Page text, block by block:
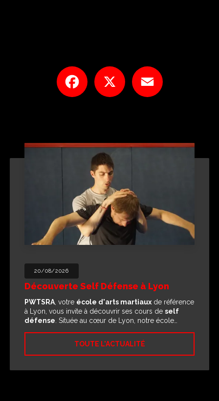
Facebook
20/08/2026
Découverte Self Défense à Lyon
PWTSRA, votre école d'arts martiaux de référence
à Lyon, vous invite à découvrir ses cours de self
défense. Située au cœur de Lyon, notre école…
TOUTE L'ACTUALITÉ